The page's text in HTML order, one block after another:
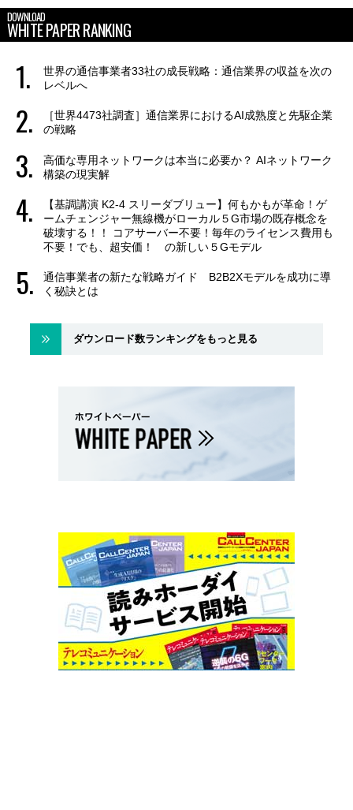
DOWNLOAD
WHITE PAPER RANKING
世界の通信事業者33社の成長戦略：通信業界の収益を次の
レベルへ
［世界4473社調査］通信業界におけるAI成熟度と先駆企業
の戦略
高価な専用ネットワークは本当に必要か？ AIネットワーク
構築の現実解
【基調講演 K2-4 スリーダブリュー】何もかもが革命！ゲ
ームチェンジャー無線機がローカル５G市場の既存概念を
破壊する！！ コアサーバー不要！毎年のライセンス費用も
不要！でも、超安価！ の新しい５Gモデル
通信事業者の新たな戦略ガイド B2B2Xモデルを成功に導
く秘訣とは
ダウンロード数ランキングをもっと見る